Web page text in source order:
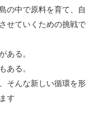
の中で原料を育て、自
せていくための挑戦で
ある。
ある。
そんな新しい循環を形
す